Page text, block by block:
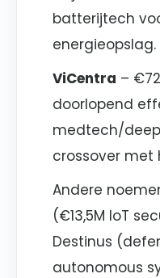
batterijtech
energieopslag.
ViCentra –
doorlopend
medtech/
crossover met
Andere
(€13,5M IoT
Destinus
autonomous